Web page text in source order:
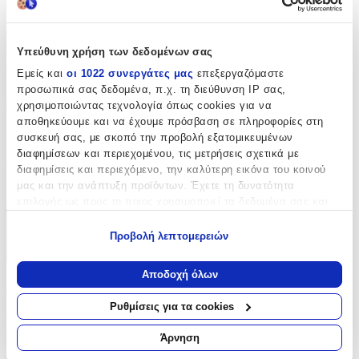
Υπεύθυνη χρήση των δεδομένων σας
Εμείς και οι 1022 συνεργάτες μας επεξεργαζόμαστε
προσωπικά σας δεδομένα, π.χ. τη διεύθυνση IP σας,
χρησιμοποιώντας τεχνολογία όπως cookies για να
αποθηκεύουμε και να έχουμε πρόσβαση σε πληροφορίες στη
συσκευή σας, με σκοπό την προβολή εξατομικευμένων
διαφημίσεων και περιεχομένου, τις μετρήσεις σχετικά με
διαφημίσεις και περιεχόμενο, την καλύτερη εικόνα του κοινού
μας και την ανάπτυξη προϊόντων. Έχετε τη δυνατότητα
Να συλλέξουμε πληροφορίες σχετικά με τη γεωγραφική
σας τοποθεσία, οι οποίες μπορεί να είναι ακριβείς σε
απόσταση μερικών μέτρων
Να αναγνωρίσουμε τη συσκευή σας σαρώνοντας ενεργά
για συγκεκριμένα χαρακτηριστικά (δακτυλικό αποτύπωμα)
Μάθετε περισσότερα σχετικά με τον τρόπο επεξεργασίας των
Προβολή λεπτομερειών
Αποδοχή όλων
Ρυθμίσεις για τα cookies
Άρνηση
τμχ
Φύλο:
Unisex
Χρώμα:
Μπλε
Χαρακτηριστικά
Κατασκευαστής:
OEM